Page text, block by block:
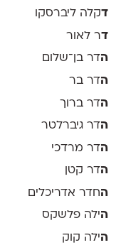
דקלה ליברסקו
דר לאור
הדר בן־שלום
הדר בר
הדר ברוך
הדר גיברלטר
הדר מרדכי
הדר קטן
החדר אדריכלים
הילה פלשקס
הילה קוק